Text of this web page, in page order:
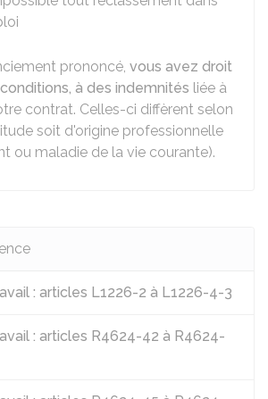
prononcé, vous avez droit
à des indemnités liée à
contrat. Celles-ci diffèrent selon
soit d'origine professionnelle
ou maladie de la vie courante).
: articles L1226-2 à L1226-4-3
: articles R4624-42 à R4624-